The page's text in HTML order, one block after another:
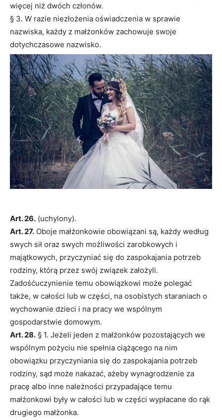
więcej niż dwóch członów.
§ 3. W razie niezłożenia oświadczenia w sprawie
nazwiska, każdy z małżonków zachowuje swoje
dotychczasowe nazwisko.
Art. 26. (uchylony).
Art. 27. Oboje małżonkowie obowiązani są, każdy według
swych sił oraz swych możliwości zarobkowych i
majątkowych, przyczyniać się do zaspokajania potrzeb
rodziny, którą przez swój związek założyli.
Zadośćuczynienie temu obowiązkowi może polegać
także, w całości lub w części, na osobistych staraniach o
wychowanie dzieci i na pracy we wspólnym
gospodarstwie domowym.
Art. 28. § 1. Jeżeli jeden z małżonków pozostających we
wspólnym pożyciu nie spełnia ciążącego na nim
obowiązku przyczyniania się do zaspokajania potrzeb
rodziny, sąd może nakazać, ażeby wynagrodzenie za
pracę albo inne należności przypadające temu
małżonkowi były w całości lub w części wypłacane do rąk
drugiego małżonka.